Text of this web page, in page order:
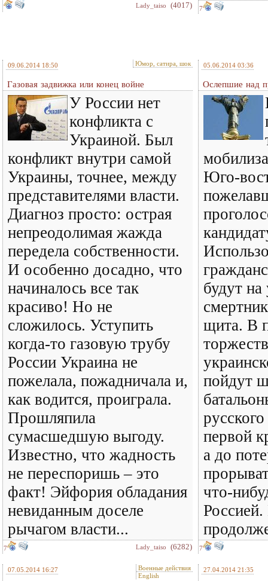
Lady_taiso (4017) 7
09.06.2014 18:50 Юмор, сатира, шок
Газовая задвижка или конец войне
У России нет
конфликта с
Украиной. Был
конфликт внутри самой
Украины, точнее, между
представителями власти.
Диагноз просто: острая
непреодолимая жажда
передела собственности.
И особенно досадно, что
начиналось все так
красиво! Но не
сложилось. Уступить
когда-то газовую трубу
России Украина не
пожелала, пожадничала и,
как водится, проиграла.
Прошляпила
сумасшедшую выгоду.
Известно, что жадность
не переспоришь – это
факт! Эйфория обладания
невиданным доселе
рычагом власти...
7 Lady_taiso (6282)
05.06.2014 03:36
Ослепшие над
Юго-
будут на
щита. В
пойдут
первой
а до
что-
7
07.05.2014 16:27
Военные действия
English
27.04.2014 21:35